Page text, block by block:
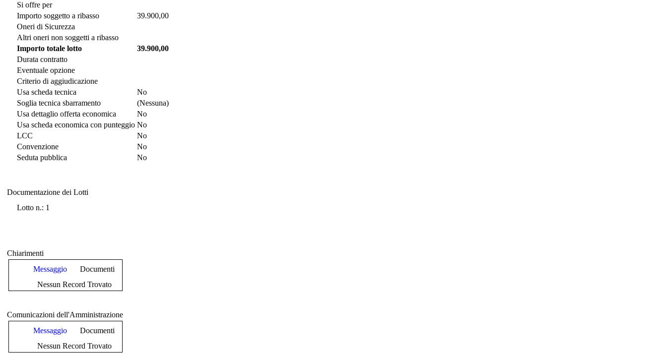
Si offre per
Importo soggetto a ribasso
39.900,00
Oneri di Sicurezza
Altri oneri non soggetti a ribasso
Importo totale lotto
39.900,00
Durata contratto
Eventuale opzione
Criterio di aggiudicazione
Usa scheda tecnica
No
Soglia tecnica sbarramento
(Nessuna)
Usa dettaglio offerta economica
No
Usa scheda economica con punteggio No
LCC
No
Convenzione
No
Seduta pubblica
No
Documentazione dei Lotti
Lotto n.: 1
Chiarimenti
Messaggio
Documenti
Nessun Record Trovato
Comunicazioni dell'Amministrazione
Messaggio
Documenti
Nessun Record Trovato